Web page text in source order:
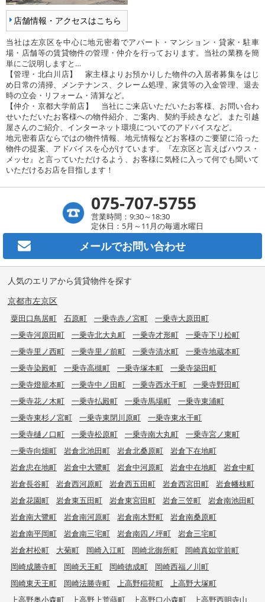
店舗情報・アクセスはこちら
当社は左京区を中心に地元密着でアパート・マンション・貸家・駐車
場・店舗等の賃貸物件の管理・仲介を行っております。当社の業務を簡
単にご説明しますと…
【管理・北白川店】 家主様よりお預かりした物件の入居者募集をはじ
め日常の清掃、メンテナンス、クレーム処理、家賃等の入金管理、退去
時の立会・リフォーム・清算など。
【仲介・京都大学前店】 当社にご来店いただいたお客様、お問い合わ
せいただいたお客様への物件紹介、ご案内、契約手続きなど。また引越
屋さんのご紹介、インターネット環境についてのアドバイスなど。
地元密着店ならではの物件情報、地元情報などお客様のご要望に沿った
物件の提案、アドバイスを心がけています。『左京区と言えばハウス・
メッセ』と言っていただけるよう、お客様に気軽に入って何でも聞いて
いただけるお店を目指します！
075-707-5755
営業時間：9:30～18:30
定休日：5月～11月の毎週水曜日
メールでお問い合わせ
人気のエリアから賃貸物件を探す
京都市左京区
粟田口鳥居町 石原町 一乗寺赤ノ宮町
一乗寺大原田町
一乗寺河原田町
一乗寺北大丸町 一乗寺才形町
一乗寺下リ松町
一乗寺里ノ西町
一乗寺里ノ前町 一乗寺清水町
一乗寺地蔵本町
一乗寺染殿町
一乗寺高槻町 一乗寺塚本町
一乗寺築田町
一乗寺燈籠本町
一乗寺中ノ田町 一乗寺西水干町
一乗寺野田町
一乗寺花ノ木町
一乗寺払殿町 一乗寺馬場町
一乗寺東浦町
一乗寺東杉ノ宮町
一乗寺東閉川原町
一乗寺東水干町
一乗寺樋ノ口町
一乗寺松原町 一乗寺南大丸町
一乗寺宮ノ東町
一乗寺向畑町
岩倉北池田町 岩倉北桑原町
岩倉下在地町
岩倉忠在地町
岩倉中大鷺町 岩倉中河原町 岩倉中在地町
岩倉中町
岩倉長谷町
岩倉西河原町 岩倉西五田町 岩倉西宮田町
岩倉幡枝町
岩倉花園町
岩倉東五田町 岩倉東宮田町 岩倉三笠町
岩倉南池田町
岩倉南大鷺町
岩倉南河原町 岩倉南木野町
岩倉南桑原町
岩倉南平岡町
岩倉南三宅町 岩倉南四ノ坪町
岩倉三宅町
岩倉村松町
大菊町 岡崎入江町 岡崎北御所町
岡崎真如堂前町
岡崎成勝寺町
岡崎天王町 岡崎徳成町
岡崎西福ノ川町
岡崎東天王町
岡崎法勝寺町 上高野稲荷町
上高野大塚町
上高野奥小森町
上高野上荒蒔町 上高野口小森町 上高野西明寺山